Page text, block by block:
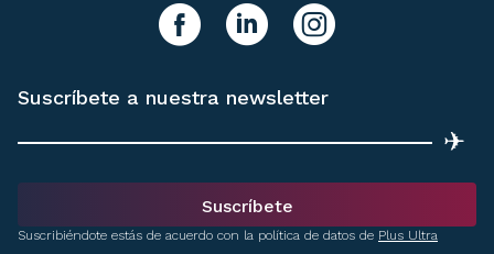
facebooklinkedIn instagram
Suscríbete a nuestra newsletter
✈
Suscríbete
Suscribiéndote estás de acuerdo con la política de datos de Plus Ultra